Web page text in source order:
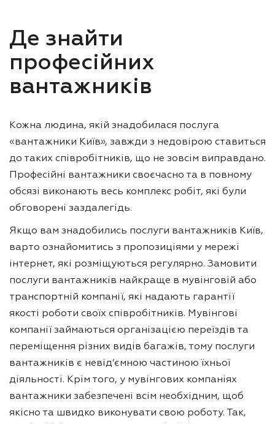
Де знайти
професійних
вантажників
Кожна людина, якій знадобилася послуга
«вантажники Київ», завжди з недовірою ставиться
до таких співробітників, що не зовсім виправдано.
Професійні вантажники своєчасно та в повному
обсязі виконають весь комплекс робіт, які були
обговорені заздалегідь.
Якщо вам знадобились послуги вантажників Київ,
варто ознайомитись з пропозиціями у мережі
інтернет, які розміщуються регулярно. Замовити
послуги вантажників найкраще в мувінговій або
транспортній компанії, які надають гарантії
якості роботи своїх співробітників. Мувінгові
компанії займаються організацією переїздів та
переміщення різних видів багажів, тому послуги
вантажників є невід’ємною частиною їхньої
діяльності. Крім того, у мувінгових компаніях
вантажники забезпечені всім необхідним, щоб
якісно та швидко виконувати свою роботу. Так,